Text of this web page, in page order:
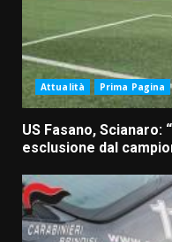
Attualità Prima Pagina
US Fasano,
esclusione dal